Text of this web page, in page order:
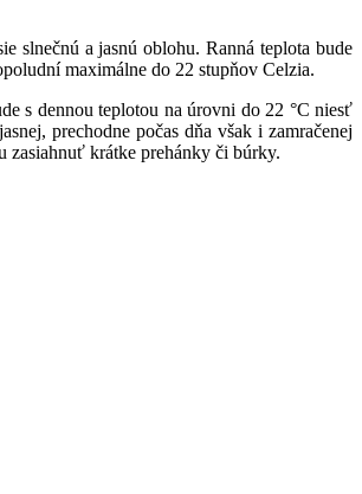
slnečnú a jasnú oblohu. Ranná teplota bude
maximálne do 22 stupňov Celzia.
s dennou teplotou na úrovni do 22 °C niesť
prechodne počas dňa však i zamračenej
zasiahnuť krátke prehánky či búrky.